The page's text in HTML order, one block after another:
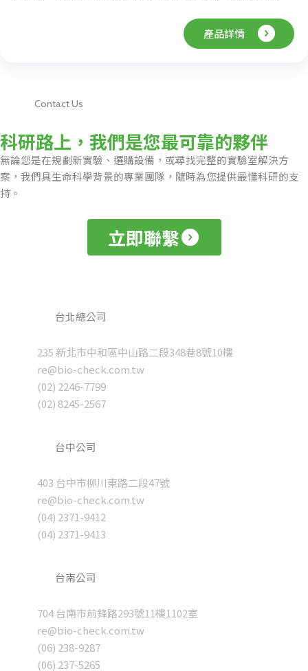
有效降低聚苯乙烯的自體螢光，並提供多種表面處理與塗層選
產品詳情
Contact Us
科研路上，我們是您最可靠的夥伴
無論您是在規劃新實驗、選購設備，或尋找完整的實驗室解決方
案，我們具生命科學背景的專業團隊，隨時為您提供最懂科研的支
持。
立即聯繫
台北總公司
235 新北市中和區中山路二段348巷8號10樓
re@bio-check.com.tw
(02) 2246-7799
(02) 8245-2567
台中公司
403 台中市柳川東路二段47號
re@bio-check.com.tw
(04) 2371-9412
(04) 2371-9413
台南公司
704 台南市前鋒路293號11樓1102室
re@bio-check.com.tw
(06) 238-9287
(06) 237-5265